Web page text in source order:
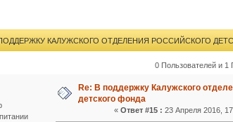
КАЛУЖСКОГО ОТДЕЛЕНИЯ РОССИЙСКОГО
0 Пользователей и 1
Re: В поддержку Калужского
детского фонда
«Ответ #15 : 23 Апреля 2016,